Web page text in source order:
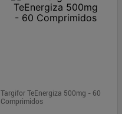
Targifor TeEnergiza 500mg - 60
Comprimidos